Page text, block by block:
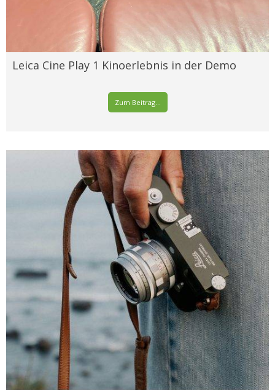
Leica Cine Play 1 Kinoerlebnis in der Demo
Zum Beitrag...